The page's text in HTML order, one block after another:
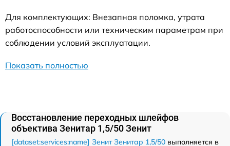
Для комплектующих: Внезапная поломка, утрата
работоспособности или техническим параметрам при
соблюдении условий эксплуатации.
Показать полностью
Восстановление переходных шлейфов
объектива Зенитар 1,5/50 Зенит
[dataset:services:name] Зенит Зенитар 1,5/50 выполняется в